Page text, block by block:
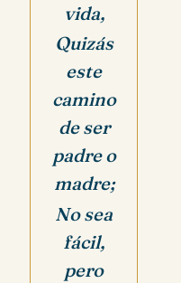
vida,
Quizás
este
camino
de ser
padre o
madre;
No sea
fácil,
pero